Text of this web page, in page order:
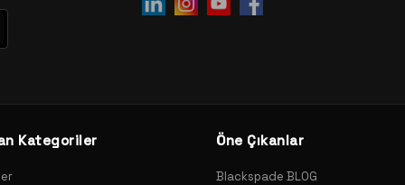
Kategoriler Öne Çıkanlar
Blackspade BLOG